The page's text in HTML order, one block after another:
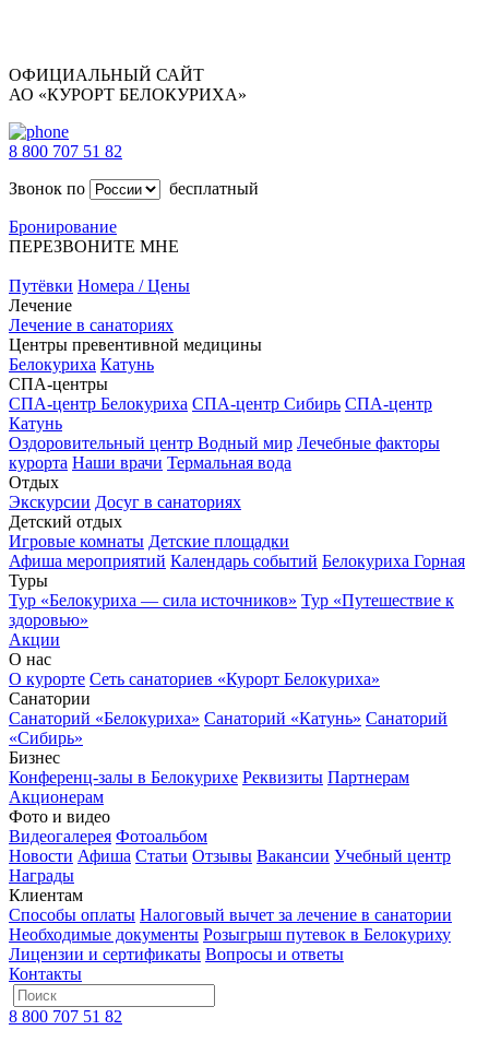
ОФИЦИАЛЬНЫЙ САЙТ
АО «КУРОРТ БЕЛОКУРИХА»
8 800 707 51 82
Звонок по
бесплатный
Бронирование
ПЕРЕЗВОНИТЕ МНЕ
Путёвки Номера / Цены
Лечение
Лечение в санаториях
Центры превентивной медицины
Белокуриха Катунь
СПА-центры
СПА-центр Белокуриха СПА-центр Сибирь СПА-центр
Катунь
Оздоровительный центр Водный мир Лечебные факторы
курорта Наши врачи Термальная вода
Отдых
Экскурсии Досуг в санаториях
Детский отдых
Игровые комнаты Детские площадки
Афиша мероприятий Календарь событий Белокуриха Горная
Туры
Тур «Белокуриха — сила источников» Тур «Путешествие к
здоровью»
Акции
О нас
О курорте Сеть санаториев «Курорт Белокуриха»
Санатории
Санаторий «Белокуриха» Санаторий «Катунь» Санаторий
«Сибирь»
Бизнес
Конференц-залы в Белокурихе Реквизиты Партнерам
Акционерам
Фото и видео
Видеогалерея Фотоальбом
Новости Афиша Статьи Отзывы Вакансии Учебный центр
Награды
Клиентам
Способы оплаты Налоговый вычет за лечение в санатории
Необходимые документы Розыгрыш путевок в Белокуриху
Лицензии и сертификаты Вопросы и ответы
Контакты
8 800 707 51 82